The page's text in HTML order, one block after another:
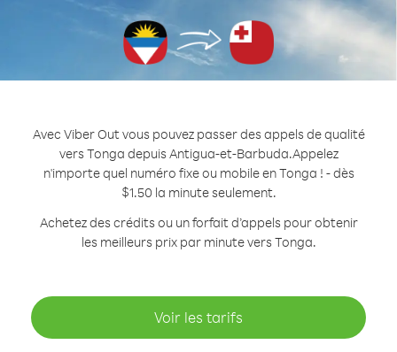
Avec Viber Out vous pouvez passer des appels de qualité
vers Tonga depuis Antigua-et-Barbuda.Appelez
n'importe quel numéro fixe ou mobile en Tonga ! - dès
$1.50 la minute seulement.
Achetez des crédits ou un forfait d’appels pour obtenir
les meilleurs prix par minute vers Tonga.
Voir les tarifs